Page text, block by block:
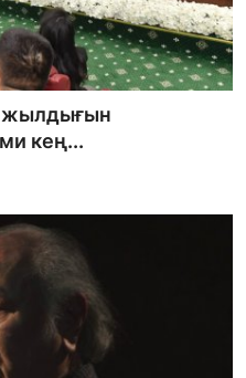
жылдығын
кең...